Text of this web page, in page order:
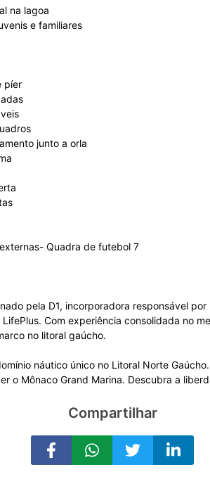
na lagoa
e familiares
píer
junto a orla
Quadra de futebol 7
pela D1, incorporadora responsável
Com experiência consolidada no
no litoral gaúcho.
náutico único no Litoral Norte
Compartilhar